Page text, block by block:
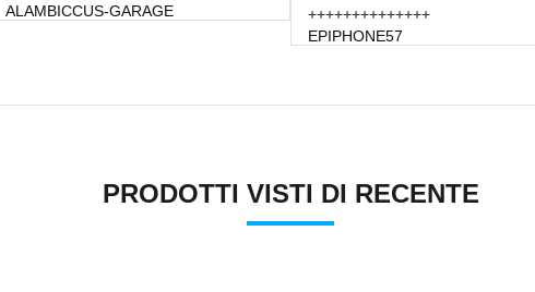
ALAMBICCUS-GARAGE
++++++++++++++
EPIPHONE57
PRODOTTI VISTI DI RECENTE